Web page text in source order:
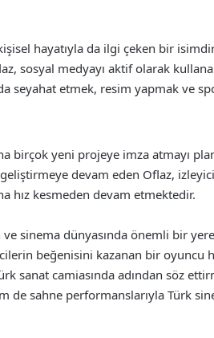
hayatıyla da ilgi çeken bir
sosyal medyayı aktif olarak
seyahat etmek, resim yapmak ve
birçok yeni projeye imza atmayı
devam eden Oflaz,
hız kesmeden devam etmektedir.
sinema dünyasında önemli bir
beğenisini kazanan bir oyuncu
sanat camiasında adından söz
de sahne performanslarıyla Türk